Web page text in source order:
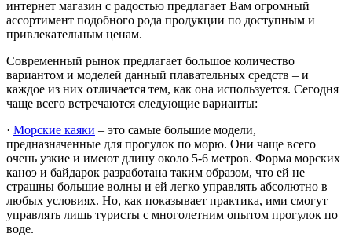
интернет магазин с радостью предлагает Вам огромный
ассортимент подобного рода продукции по доступным и
привлекательным ценам.
Современный рынок предлагает большое количество
вариантом и моделей данный плавательных средств – и
каждое из них отличается тем, как она используется. Сегодня
чаще всего встречаются следующие варианты:
· Морские каяки – это самые большие модели,
предназначенные для прогулок по морю. Они чаще всего
очень узкие и имеют длину около 5-6 метров. Форма морских
каноэ и байдарок разработана таким образом, что ей не
страшны большие волны и ей легко управлять абсолютно в
любых условиях. Но, как показывает практика, ими смогут
управлять лишь туристы с многолетним опытом прогулок по
воде.